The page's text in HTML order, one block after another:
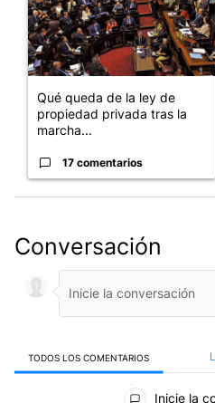
Qué queda de la ley de
propiedad privada tras la
marcha...
17 comentarios
Conversación
TODOS LOS COMENTARIOS
Todos los comentarios
Inicie la